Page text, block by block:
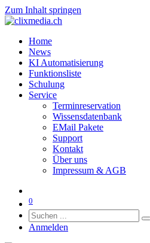
Zum Inhalt springen
Home
News
KI Automatisierung
Funktionsliste
Schulung
Service
Terminreservation
Wissensdatenbank
EMail Pakete
Support
Kontakt
Über uns
Impressum & AGB
0
Anmelden